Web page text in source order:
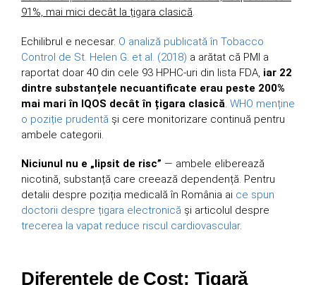
91%, mai mici decât la țigara clasică.
Echilibrul e necesar. O analiză publicată în Tobacco
Control de St. Helen G. et al. (2018) a arătat că PMI a
raportat doar 40 din cele 93 HPHC-uri din lista FDA, iar 22
dintre substanțele necuantificate erau peste 200%
mai mari în IQOS decât în țigara clasică. WHO menține
o poziție prudentă și cere monitorizare continuă pentru
ambele categorii.
Niciunul nu e „lipsit de risc” — ambele eliberează
nicotină, substanță care creează dependență. Pentru
detalii despre poziția medicală în România ai ce spun
doctorii despre țigara electronică și articolul despre
trecerea la vapat reduce riscul cardiovascular.
Diferențele de Cost: Tigară